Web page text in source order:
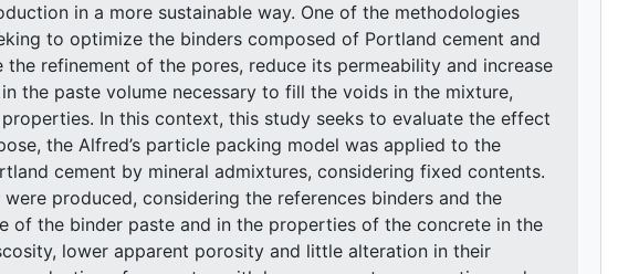
in a more sustainable way. One of the methodologies
to optimize the binders composed of Portland cement and
refinement of the pores, reduce its permeability and increase
the paste volume necessary to fill the voids in the mixture,
In this context, this study seeks to evaluate the effect
the Alfred’s particle packing model was applied to the
cement by mineral admixtures, considering fixed contents.
produced, considering the references binders and the
the binder paste and in the properties of the concrete in the
lower apparent porosity and little alteration in their